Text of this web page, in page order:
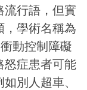
流行語，但實
，學術名稱為
衝動控制障礙
怒症患者可能
別人超車、